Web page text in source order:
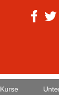
Kurse